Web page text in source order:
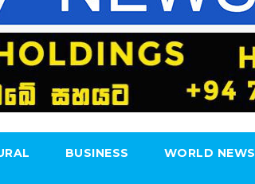
BUSINESS WORLD NEWS